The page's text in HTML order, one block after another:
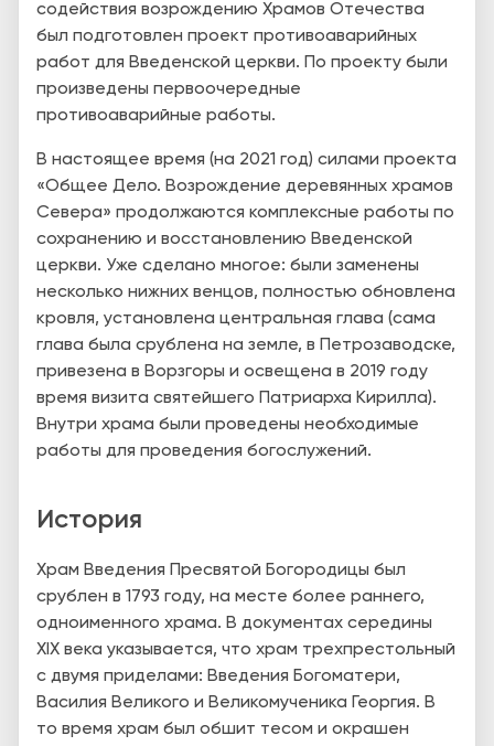
содействия возрождению Храмов Отечества
был подготовлен проект противоаварийных
работ для Введенской церкви. По проекту были
произведены первоочередные
противоаварийные работы.
В настоящее время (на 2021 год) силами проекта
«Общее Дело. Возрождение деревянных храмов
Севера» продолжаются комплексные работы по
сохранению и восстановлению Введенской
церкви. Уже сделано многое: были заменены
несколько нижних венцов, полностью обновлена
кровля, установлена центральная глава (сама
глава была срублена на земле, в Петрозаводске,
привезена в Ворзгоры и освещена в 2019 году
время визита святейшего Патриарха Кирилла).
Внутри храма были проведены необходимые
работы для проведения богослужений.
История
Храм Введения Пресвятой Богородицы был
срублен в 1793 году, на месте более раннего,
одноименного храма. В документах середины
XIX века указывается, что храм трехпрестольный
с двумя приделами: Введения Богоматери,
Василия Великого и Великомученика Георгия. В
то время храм был обшит тесом и окрашен